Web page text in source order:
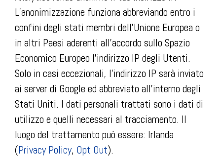
L’anonimizzazione funziona abbreviando entro i
confini degli stati membri dell’Unione Europea o
in altri Paesi aderenti all’accordo sullo Spazio
Economico Europeo l’indirizzo IP degli Utenti.
Solo in casi eccezionali, l’indirizzo IP sarà inviato
ai server di Google ed abbreviato all’interno degli
Stati Uniti. I dati personali trattati sono i dati di
utilizzo e quelli necessari al tracciamento. Il
luogo del trattamento può essere: Irlanda
(Privacy Policy, Opt Out).